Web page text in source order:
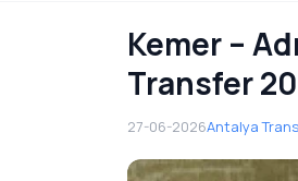
Kemer –
Transfer
27-06-2026Antalya